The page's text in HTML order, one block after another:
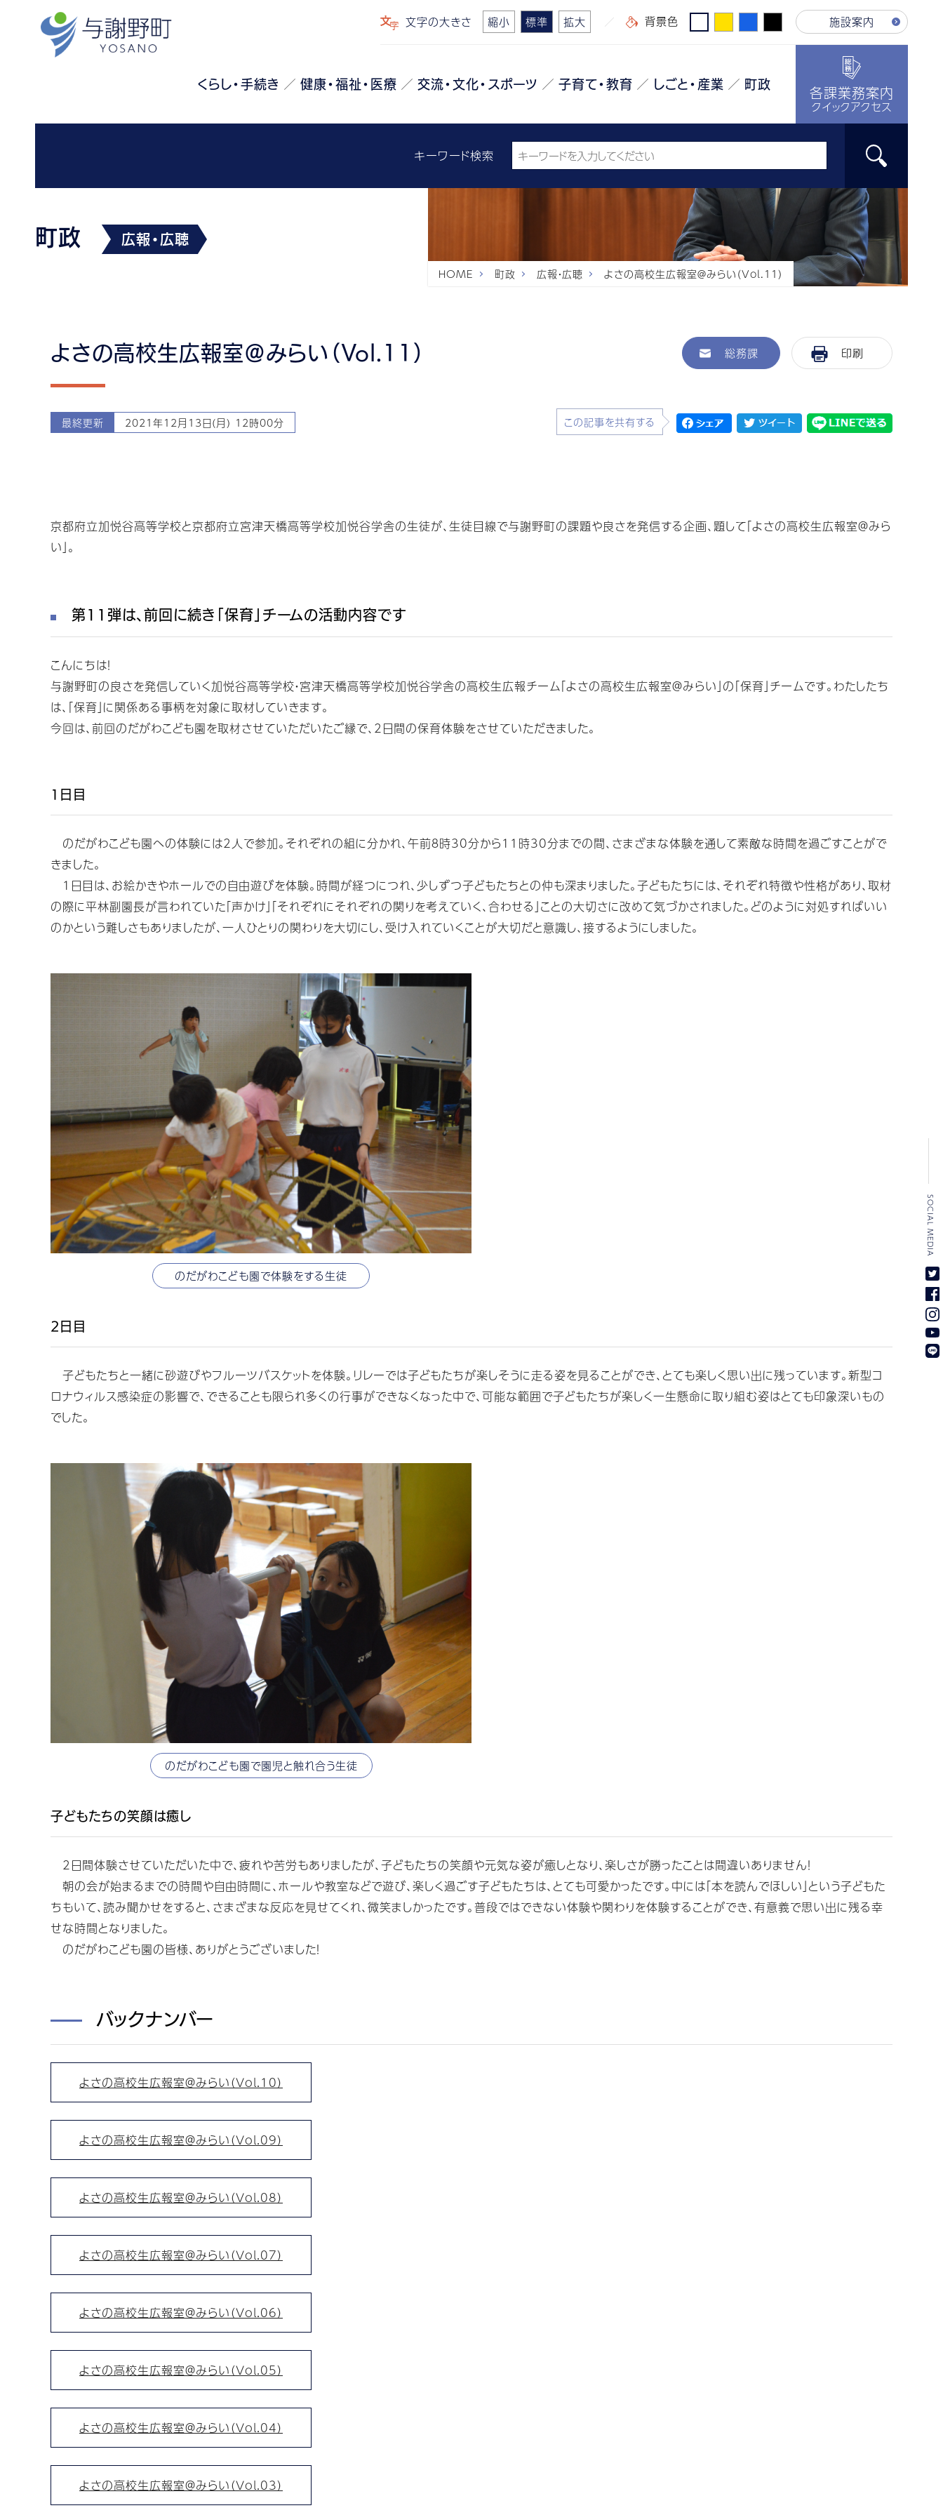
文字の大きさ 縮小 標準 拡大 背景色 施設案内
くらし・手続き 健康・福祉・医療 交流・文化・スポーツ 子育て・教育 しごと・産業 町政 各課業務案内
クイックアクセス
キーワード検索
町政 広報・広聴
HOME 町政 広報・広聴 よさの高校生広報室＠みらい（Vol.11）
よさの高校生広報室＠みらい（Vol.11） 総務課 印刷
最終更新 2021年12月13日(月) 12時00分 この記事を共有する
京都府立加悦谷高等学校と京都府立宮津天橋高等学校加悦谷学舎の生徒が、生徒目線で与謝野町の課題や良さを発信する企画、題して「よさの高校生広報室＠みら
い」。
第11弾は、前回に続き「保育」チームの活動内容です
こんにちは！
与謝野町の良さを発信していく加悦谷高等学校・宮津天橋高等学校加悦谷学舎の高校生広報チーム「よさの高校生広報室＠みらい」の「保育」チームです。わたしたち
は、「保育」に関係ある事柄を対象に取材していきます。
今回は、前回のだがわこども園を取材させていただいたご縁で、2日間の保育体験をさせていただきました。
1日目
のだがわこども園への体験には2人で参加。それぞれの組に分かれ、午前８時30分から11時30分までの間、さまざまな体験を通して素敵な時間を過ごすことがで
きました。
1日目は、お絵かきやホールでの自由遊びを体験。時間が経つにつれ、少しずつ子どもたちとの仲も深まりました。子どもたちには、それぞれ特徴や性格があり、取材
の際に平林副園長が言われていた「声かけ」「それぞれにそれぞれの関りを考えていく、合わせる」ことの大切さに改めて気づかされました。どのように対処すればいい
のかという難しさもありましたが、一人ひとりの関わりを大切にし、受け入れていくことが大切だと意識し、接するようにしました。
のだがわこども園で体験をする生徒
2日目
子どもたちと一緒に砂遊びやフルーツバスケットを体験。リレーでは子どもたちが楽しそうに走る姿を見ることができ、とても楽しく思い出に残っています。新型コ
ロナウィルス感染症の影響で、できることも限られ多くの行事ができなくなった中で、可能な範囲で子どもたちが楽しく一生懸命に取り組む姿はとても印象深いもの
でした。
のだがわこども園で園児と触れ合う生徒
子どもたちの笑顔は癒し
2日間体験させていただいた中で、疲れや苦労もありましたが、子どもたちの笑顔や元気な姿が癒しとなり、楽しさが勝ったことは間違いありません！
朝の会が始まるまでの時間や自由時間に、ホールや教室などで遊び、楽しく過ごす子どもたちは、とても可愛かったです。中には「本を読んでほしい」という子どもた
ちもいて、読み聞かせをすると、さまざまな反応を見せてくれ、微笑ましかったです。普段ではできない体験や関わりを体験することができ、有意義で思い出に残る幸
せな時間となりました。
のだがわこども園の皆様、ありがとうございました！
バックナンバー
よさの高校生広報室＠みらい（Vol.10）
よさの高校生広報室＠みらい（Vol.09）
よさの高校生広報室＠みらい（Vol.08）
よさの高校生広報室＠みらい（Vol.07）
よさの高校生広報室＠みらい（Vol.06）
よさの高校生広報室＠みらい（Vol.05）
よさの高校生広報室＠みらい（Vol.04）
よさの高校生広報室＠みらい（Vol.03）
SOCIAL MEDIA